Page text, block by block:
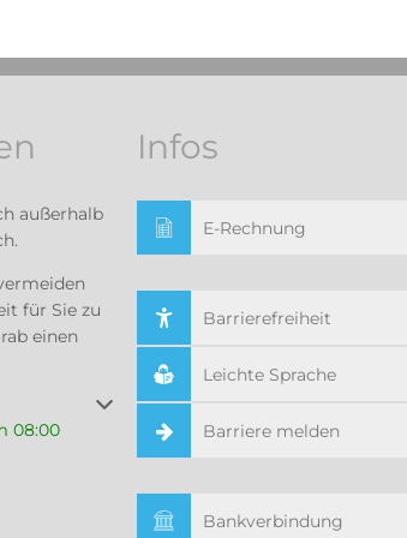
außerhalb
für Sie zu
einen
oder Schließzeiten auszublenden
08:00
Infos
E-Rechnung
Barrierefreiheit
Leichte Sprache
Barriere melden
Bankverbindung